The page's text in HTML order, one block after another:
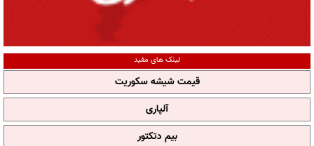
لینک های مفید
قیمت شیشه سکوریت
آلپاری
بیم دتکتور